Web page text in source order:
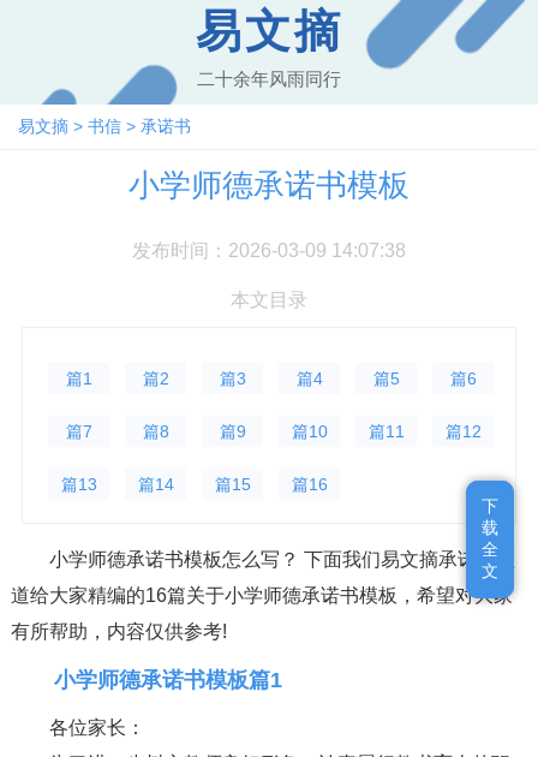
易文摘
二十余年风雨同行
易文摘 > 书信 > 承诺书
小学师德承诺书模板
发布时间：2026-03-09 14:07:38
本文目录
篇1 篇2 篇3 篇4 篇5 篇6
篇7 篇8 篇9 篇10 篇11 篇12
篇13 篇14 篇15 篇16
小学师德承诺书模板怎么写？ 下面我们易文摘承诺书频
道给大家精编的16篇关于小学师德承诺书模板，希望对大家
有所帮助，内容仅供参考!
小学师德承诺书模板篇1
各位家长：
下
载
全
文
下
载
全
文